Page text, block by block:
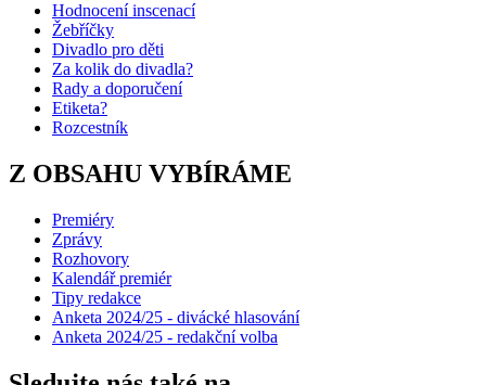
Hodnocení inscenací
Žebříčky
Divadlo pro děti
Za kolik do divadla?
Rady a doporučení
Etiketa?
Rozcestník
Z OBSAHU VYBÍRÁME
Premiéry
Zprávy
Rozhovory
Kalendář premiér
Tipy redakce
Anketa 2024/25 - divácké hlasování
Anketa 2024/25 - redakční volba